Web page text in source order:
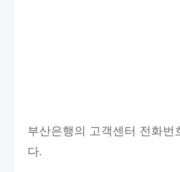
부산은행의 고객센터 전화번
다.